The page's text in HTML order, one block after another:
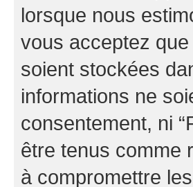
lorsque nous
vous acceptez
soient stockées
informations ne
consentement, ni
être tenus comme
à compromettre